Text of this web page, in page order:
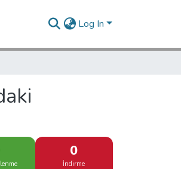
Log In
0
İndirme